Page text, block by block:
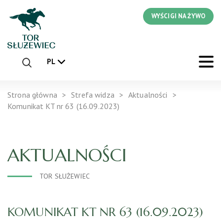
WYŚCIGI NA ŻYWO
PL
Strona główna Strefa widza
Aktualności
Komunikat KT nr 63 (16.09.2023)
AKTUALNOŚCI
TOR SŁUŻEWIEC
KOMUNIKAT KT NR 63 (16.09.2023)